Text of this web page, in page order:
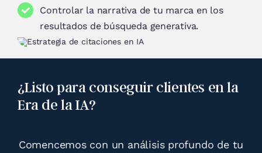
Controlar la narrativa de tu marca en los
resultados de búsqueda generativa.
¿Listo para conseguir clientes en la
Era de la IA?
Comencemos con un análisis profundo de tu